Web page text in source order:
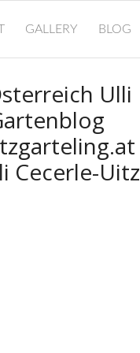
GALLERY BLOG
Ulli
Cecerle-Uitz